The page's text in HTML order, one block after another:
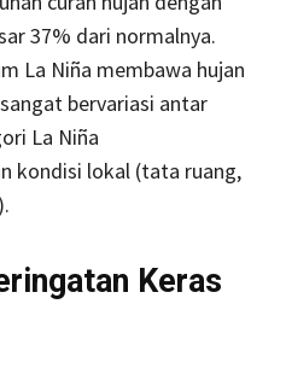
37% dari normalnya.
La Niña membawa hujan
bervariasi antar
La Niña
kondisi lokal (tata ruang,
Keras